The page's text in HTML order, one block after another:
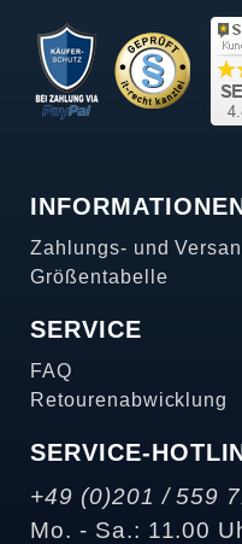
Zahlungs- und
Größentabelle
SERVICE
FAQ
Retourenabwicklung
SERVICE-
+49 (0)201 / 559
Mo. - Sa.: 11.00